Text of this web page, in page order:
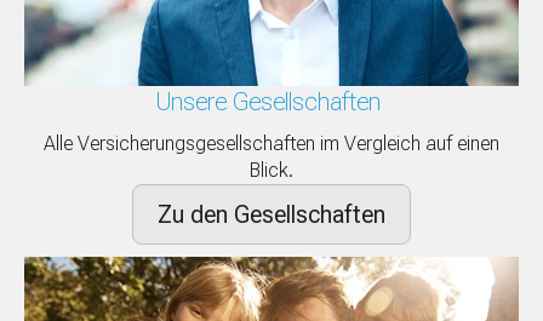
Unsere Gesellschaften
Alle Versicherungsgesellschaften im Vergleich auf einen
Blick.
Zu den Gesellschaften